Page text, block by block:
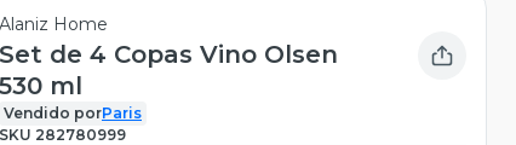
Alaniz Home
Set de 4 Copas Vino Olsen
530 ml
Vendido porParis
SKU 282780999